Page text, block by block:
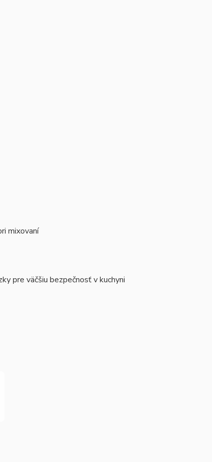
mixovaní
pre väčšiu bezpečnosť v kuchyni